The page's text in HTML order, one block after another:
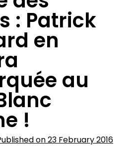
: Patrick
en
au
!
on 23 February 2016